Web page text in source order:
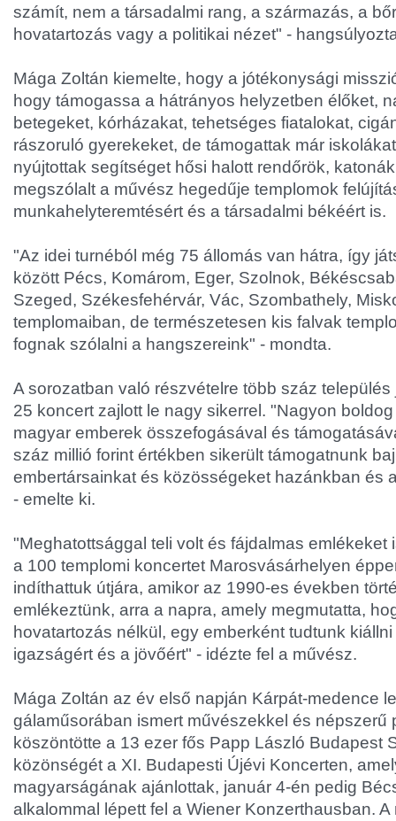
számít, nem a társadalmi rang, a származás, a
hovatartozás vagy a politikai nézet" -
Mága Zoltán kiemelte, hogy a jótékonysági
hogy támogassa a hátrányos helyzetben élőket,
betegeket, kórházakat, tehetséges fiatalokat,
rászoruló gyerekeket, de támogattak már
nyújtottak segítséget hősi halott rendőrök,
megszólalt a művész hegedűje templomok
munkahelyteremtésért és a társadalmi békéért is.
"Az idei turnéból még 75 állomás van hátra, így
között Pécs, Komárom, Eger, Szolnok,
Szeged, Székesfehérvár, Vác, Szombathely,
templomaiban, de természetesen kis falvak
fognak szólalni a hangszereink" - mondta.
A sorozatban való részvételre több száz
25 koncert zajlott le nagy sikerrel. "Nagyon
magyar emberek összefogásával és
száz millió forint értékben sikerült támogatnunk
embertársainkat és közösségeket hazánkban és
- emelte ki.
"Meghatottsággal teli volt és fájdalmas emlékeket
a 100 templomi koncertet Marosvásárhelyen
indíthattuk útjára, amikor az 1990-es években
emlékeztünk, arra a napra, amely megmutatta,
hovatartozás nélkül, egy emberként tudtunk
igazságért és a jövőért" - idézte fel a művész.
Mága Zoltán az év első napján Kárpát-medence
gálaműsorában ismert művészekkel és népszerű
köszöntötte a 13 ezer fős Papp László Budapest
közönségét a XI. Budapesti Újévi Koncerten,
magyarságának ajánlottak, január 4-én pedig
alkalommal lépett fel a Wiener Konzerthausban.